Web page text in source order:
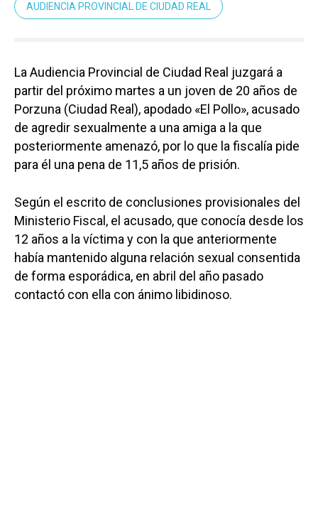
AUDIENCIA PROVINCIAL DE CIUDAD REAL
La Audiencia Provincial de Ciudad Real juzgará a
partir del próximo martes a un joven de 20 años de
Porzuna (Ciudad Real), apodado «El Pollo», acusado
de agredir sexualmente a una amiga a la que
posteriormente amenazó, por lo que la fiscalía pide
para él una pena de 11,5 años de prisión.
Según el escrito de conclusiones provisionales del
Ministerio Fiscal, el acusado, que conocía desde los
12 años a la víctima y con la que anteriormente
había mantenido alguna relación sexual consentida
de forma esporádica, en abril del año pasado
contactó con ella con ánimo libidinoso.